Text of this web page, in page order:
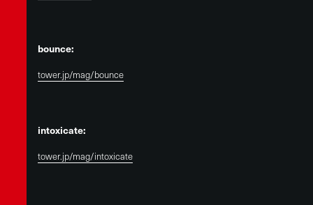
bounce:
tower.jp/mag/bounce
intoxicate:
tower.jp/mag/intoxicate